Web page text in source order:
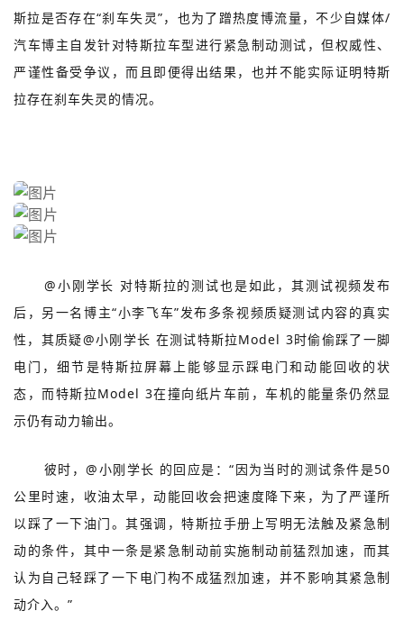
斯拉是否存在“刹车失灵”，也为了蹭热度博流量，不少自媒体/
汽车博主自发针对特斯拉车型进行紧急制动测试，但权威性、
严谨性备受争议，而且即便得出结果，也并不能实际证明特斯
拉存在刹车失灵的情况。
@小刚学长 对特斯拉的测试也是如此，其测试视频发布
后， 另一名博主“小李飞车”发布多条视频质疑测试内容的真实
性， 其质疑@小刚学长 在测试特斯拉Model 3时偷偷踩了一脚
电门，细节是特斯拉屏幕上能够显示踩电门和动能回收的状
态，而特斯拉Model 3在撞向纸片车前，车机的能量条仍然显
示仍有动力输出。
彼时，@小刚学长 的回应是：“因为当时的测试条件是50
公里时速，收油太早，动能回收会把速度降下来，为了严谨所
以踩了一下油门。其强调，特斯拉手册上写明无法触及紧急制
动的条件，其中一条是紧急制动前实施制动前猛烈加速，而其
认为自己轻踩了一下电门构不成猛烈加速，并不影响其紧急制
动介入。”